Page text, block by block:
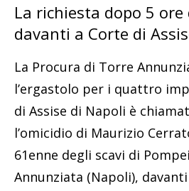
La richiesta dopo 5
davanti a Corte di
La Procura di Torre
l’ergastolo per i quattro
di Assise di Napoli è
l’omicidio di Maurizio
61enne degli scavi di
Annunziata (Napoli),